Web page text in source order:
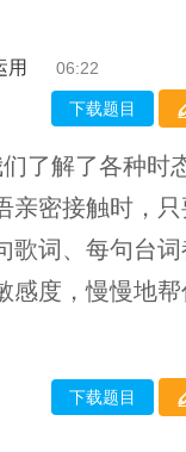
用 06:22
下载题目
了解了各种时
亲密接触时，
歌词、每句台
感度，慢慢地
下载题目